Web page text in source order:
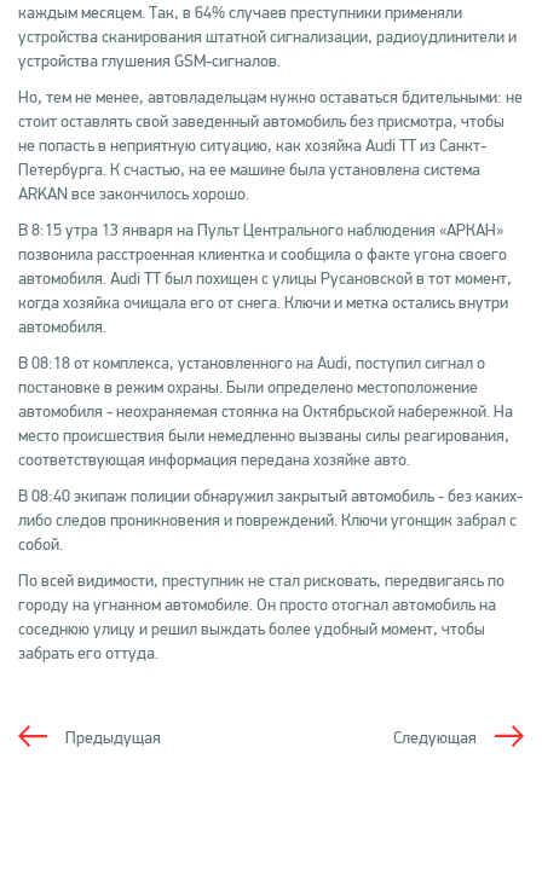
каждым месяцем. Так, в 64% случаев преступники применяли
устройства сканирования штатной сигнализации, радиоудлинители и
устройства глушения GSM-сигналов.
Но, тем не менее, автовладельцам нужно оставаться бдительными: не
стоит оставлять свой заведенный автомобиль без присмотра, чтобы
не попасть в неприятную ситуацию, как хозяйка Audi TT из Санкт-
Петербурга. К счастью, на ее машине была установлена система
ARKAN все закончилось хорошо.
В 8:15 утра 13 января на Пульт Центрального наблюдения «АРКАН»
позвонила расстроенная клиентка и сообщила о факте угона своего
автомобиля. Audi TT был похищен с улицы Русановской в тот момент,
когда хозяйка очищала его от снега. Ключи и метка остались внутри
автомобиля.
В 08:18 от комплекса, установленного на Audi, поступил сигнал о
постановке в режим охраны. Были определено местоположение
автомобиля - неохраняемая стоянка на Октябрьской набережной. На
место происшествия были немедленно вызваны силы реагирования,
соответствующая информация передана хозяйке авто.
В 08:40 экипаж полиции обнаружил закрытый автомобиль - без каких-
либо следов проникновения и повреждений. Ключи угонщик забрал с
собой.
По всей видимости, преступник не стал рисковать, передвигаясь по
городу на угнанном автомобиле. Он просто отогнал автомобиль на
соседнюю улицу и решил выждать более удобный момент, чтобы
забрать его оттуда.
Следующая
Предыдущая